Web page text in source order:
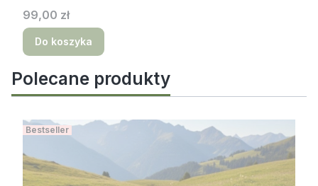
Cena
99,00 zł
Do koszyka
Polecane produkty
Bestseller